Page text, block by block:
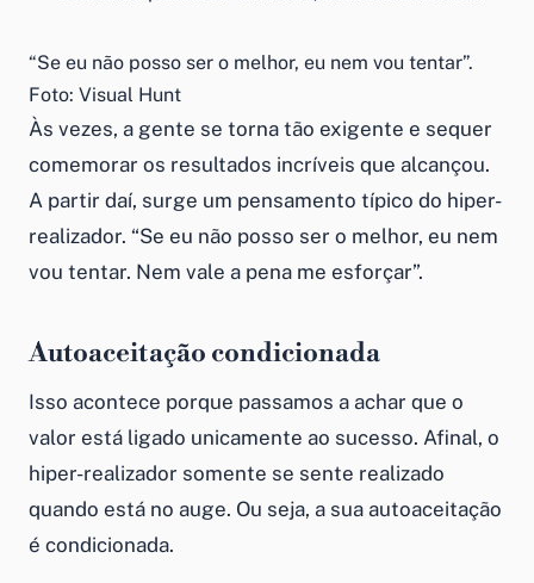
“Se eu não posso ser o melhor, eu nem vou tentar”.
Foto: Visual Hunt
Às vezes, a gente se torna tão exigente e sequer
comemorar os resultados incríveis que alcançou.
A partir daí, surge um pensamento típico do hiper-
realizador. “Se eu não posso ser o melhor, eu nem
vou tentar. Nem vale a pena me esforçar”.
Autoaceitação condicionada
Isso acontece porque passamos a achar que o
valor está ligado unicamente ao sucesso. Afinal, o
hiper-realizador somente se sente realizado
quando está no auge. Ou seja, a sua autoaceitação
é condicionada.